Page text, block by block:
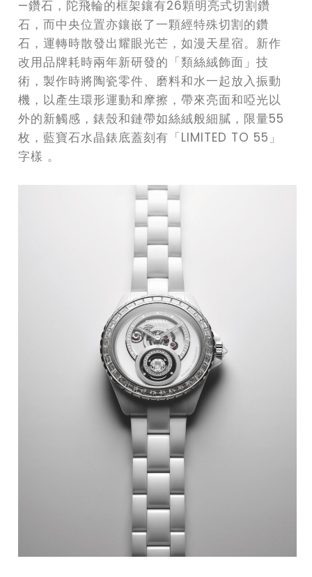
—鑽石，陀飛輪的框架鑲有26顆明亮式切割鑽
石，而中央位置亦鑲嵌了一顆經特殊切割的鑽
石，運轉時散發出耀眼光芒，如漫天星宿。新作
改用品牌耗時兩年新研發的「類絲絨飾面」技
術，製作時將陶瓷零件、磨料和水一起放入振動
機，以產生環形運動和摩擦，帶來亮面和啞光以
外的新觸感，錶殼和鏈帶如絲絨般細膩，限量55
枚，藍寶石水晶錶底蓋刻有「LIMITED TO 55」
字樣 。